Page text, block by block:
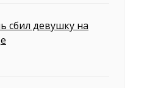
сбил девушку на